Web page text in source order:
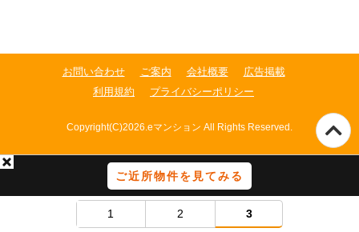
ご近所物件を見てみる
1 2 3
お問い合わせ ご案内 会社概要
広告掲載
利用規約
プライバシーポリシー
Copyright(C)2026.eマンション All Rights Reserved.